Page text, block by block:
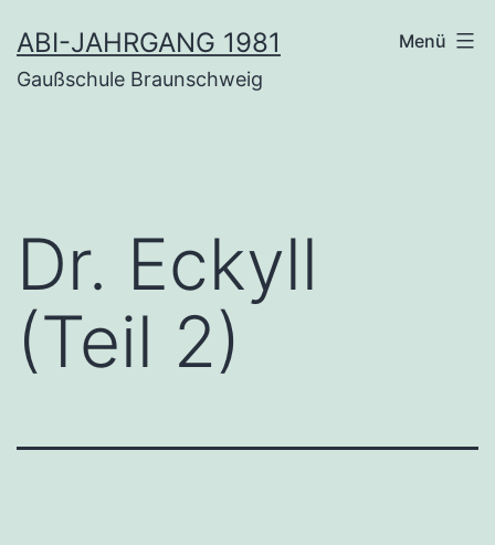
Inhalt
springen
ABI-JAHRGANG 1981
Gaußschule Braunschweig
Menü
Dr. Eckyll
(Teil 2)